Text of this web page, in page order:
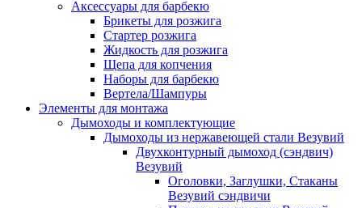
Аксессуары для барбекю
Брикеты для розжига
Стартер розжига
Жидкость для розжига
Щепа для копчения
Наборы для барбекю
Вертела/Шампуры
Элементы для монтажа
Дымоходы и комплектующие
Дымоходы из нержавеющей стали Везувий
Двухконтурный дымоход (сэндвич)
Везувий
Оголовки, Заглушки, Стаканы
Везувий сэндвичи